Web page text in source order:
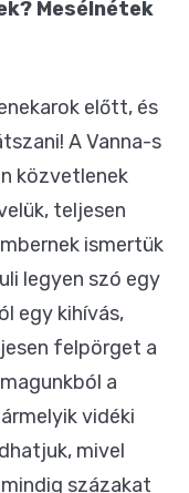
Mesélnétek
előtt, és
A Vanna-s
közvetlenek
teljesen
ismertük
legyen szó egy
egy kihívás,
felpörget a
a
vidéki
mivel
százakat